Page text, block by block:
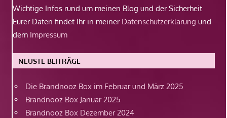
Wichtige Infos rund um meinen Blog und der Sicherheit
Eurer Daten findet Ihr in meiner Datenschutzerklärung und
dem Impressum
NEUSTE BEITRÄGE
Die Brandnooz Box im Februar und März 2025
Brandnooz Box Januar 2025
Brandnooz Box Dezember 2024